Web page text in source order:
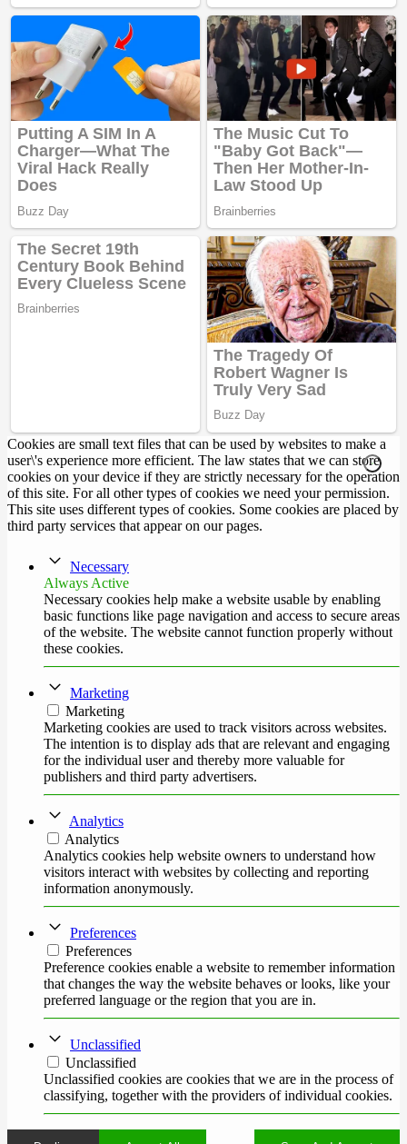
Cookies are small text files that can be used by websites to make a
user\'s experience more efficient. The law states that we can store
cookies on your device if they are strictly necessary for the operation
of this site. For all other types of cookies we need your permission.
This site uses different types of cookies. Some cookies are placed by
third party services that appear on our pages.
Necessary
Always Active
Necessary cookies help make a website usable by enabling
basic functions like page navigation and access to secure areas
of the website. The website cannot function properly without
these cookies.
Marketing
Marketing
Marketing cookies are used to track visitors across websites.
The intention is to display ads that are relevant and engaging
for the individual user and thereby more valuable for
publishers and third party advertisers.
Analytics
Analytics
Analytics cookies help website owners to understand how
visitors interact with websites by collecting and reporting
information anonymously.
Preferences
Preferences
Preference cookies enable a website to remember information
that changes the way the website behaves or looks, like your
preferred language or the region that you are in.
Unclassified
Unclassified
Unclassified cookies are cookies that we are in the process of
classifying, together with the providers of individual cookies.